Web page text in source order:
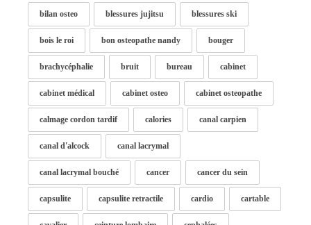
bilan osteo blessures jujitsu blessures ski
bois le roi bon osteopathe nandy bouger
brachycéphalie bruit bureau cabinet
cabinet médical cabinet osteo cabinet osteopathe
calmage cordon tardif calories canal carpien
canal d'alcock canal lacrymal
canal lacrymal bouché cancer cancer du sein
capsulite capsulite retractile cardio cartable